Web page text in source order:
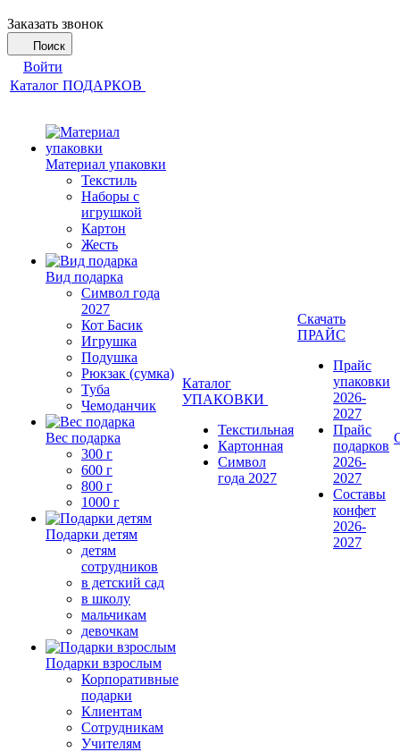
Заказать звонок
Поиск
Войти
Каталог ПОДАРКОВ
Материал упаковки
Текстиль
Наборы с
игрушкой
Картон
Жесть
Вид подарка
Символ года
2027
Кот Басик
Игрушка
Подушка
Рюкзак (сумка)
Туба
Чемоданчик
Вес подарка
300 г
600 г
800 г
1000 г
Подарки детям
детям
сотрудников
в детский сад
в школу
мальчикам
девочкам
Подарки взрослым
Корпоративные
подарки
Клиентам
Сотрудникам
Учителям
Каталог
УПАКОВКИ
Текстильная
Картонная
Символ
года 2027
Скачать
ПРАЙС
Прайс
упаковки
2026-
2027
Прайс
подарков
2026-
2027
Составы
конфет
2026-
2027